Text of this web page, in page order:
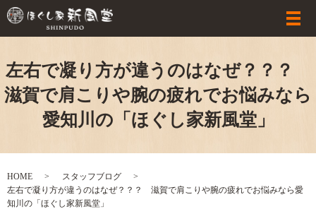
左右で凝り方が違うのはなぜ？？？
滋賀で肩こりや腕の疲れでお悩みなら
愛知川の「ほぐし家新風堂」
HOME
スタッフブログ
左右で凝り方が違うのはなぜ？？？ 滋賀で肩こりや腕の疲れでお悩みなら愛
知川の「ほぐし家新風堂」